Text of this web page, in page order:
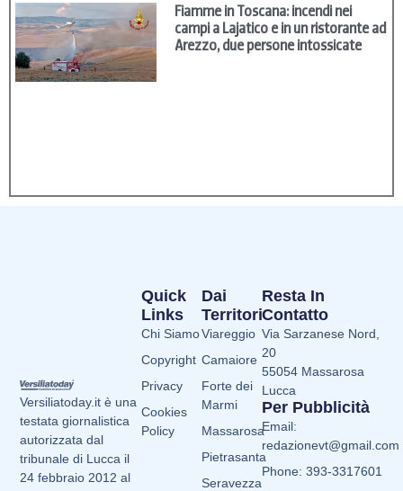
Fiamme in Toscana: incendi nei
campi a Lajatico e in un ristorante ad
Arezzo, due persone intossicate
Versiliatoday.it è una
testata giornalistica
autorizzata dal
tribunale di Lucca il
24 febbraio 2012 al
Dai
Territori
Viareggio
Camaiore
Forte dei
Marmi
Massarosa
Pietrasanta
Seravezza
Quick
Links
Chi Siamo
Copyright
Privacy
Cookies
Policy
Resta In
Contatto
Via Sarzanese Nord,
20
55054 Massarosa
Lucca
Per Pubblicità
Email:
redazionevt@gmail.com
Phone: 393-3317601